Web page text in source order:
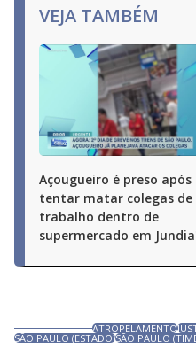
VEJA TAMBÉM
Açougueiro é preso após
tentar matar colegas de
trabalho dentro de
supermercado em
ATROPELAMENTO
SÃO PAULO (ESTADO)SÃO PAULO